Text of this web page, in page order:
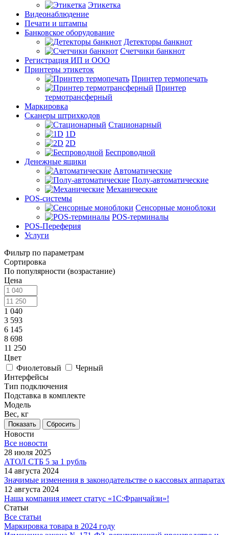
Этикетка
Видеонаблюдение
Печати и штампы
Банковское оборудование
Детекторы банкнот
Счетчики банкнот
Регистрация ИП и ООО
Принтеры этикеток
Принтер термопечать
Принтер
термотрансферный
Маркировка
Сканеры штрихкодов
Стационарный
1D
2D
Беспроводной
Денежные ящики
Автоматические
Полу-автоматические
Механические
POS-системы
Сенсорные моноблоки
POS-терминалы
POS-Переферия
Услуги
Фильтр по параметрам
Сортировка
По популярности (возрастание)
Цена
1 040
3 593
6 145
8 698
11 250
Цвет
Фиолетовый
Черный
Интерфейсы
Тип подключения
Подставка в комплекте
Модель
Вес, кг
Сбросить
Новости
Все новости
28 июля 2025
АТОЛ СТБ 5 за 1 рубль
14 августа 2024
Значимые изменения в законодательстве о кассовых аппаратах
12 августа 2024
Наша компания имеет статус «1С:Франчайзи»!
Статьи
Все статьи
Маркировка товара в 2024 году